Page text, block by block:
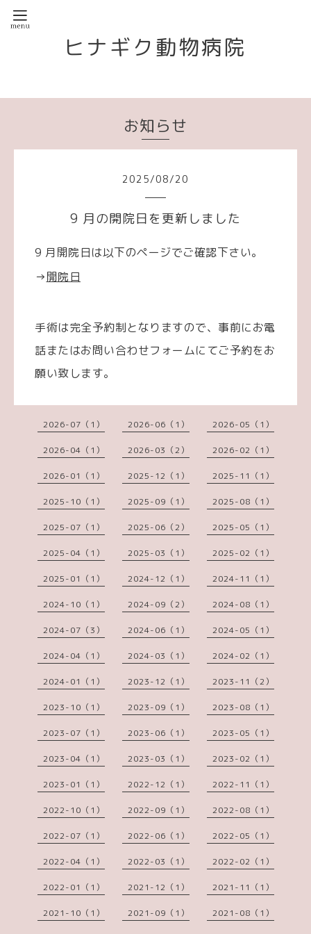
ヒナギク動物病院
お知らせ
2025/08/20
9 月の開院日を更新しました
9 月開院日は以下のページでご確認下さい。
→開院日
手術は完全予約制となりますので、事前にお電
話またはお問い合わせフォームにてご予約をお
願い致します。
2026-07（1） 2026-06（1） 2026-05（1）
2026-04（1） 2026-03（2） 2026-02（1）
2026-01（1） 2025-12（1） 2025-11（1）
2025-10（1） 2025-09（1） 2025-08（1）
2025-07（1） 2025-06（2） 2025-05（1）
2025-04（1） 2025-03（1） 2025-02（1）
2025-01（1） 2024-12（1） 2024-11（1）
2024-10（1） 2024-09（2） 2024-08（1）
2024-07（3） 2024-06（1） 2024-05（1）
2024-04（1） 2024-03（1） 2024-02（1）
2024-01（1） 2023-12（1） 2023-11（2）
2023-10（1） 2023-09（1） 2023-08（1）
2023-07（1） 2023-06（1） 2023-05（1）
2023-04（1） 2023-03（1） 2023-02（1）
2023-01（1） 2022-12（1） 2022-11（1）
2022-10（1） 2022-09（1） 2022-08（1）
2022-07（1） 2022-06（1） 2022-05（1）
2022-04（1） 2022-03（1） 2022-02（1）
2022-01（1） 2021-12（1） 2021-11（1）
2021-10（1） 2021-09（1） 2021-08（1）